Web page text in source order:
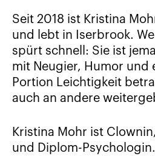
Seit 2018 ist Kristina
und lebt in Iserbrook.
spürt schnell: Sie ist
mit Neugier, Humor und
Portion Leichtigkeit
auch an andere
Kristina Mohr ist
und Diplom-